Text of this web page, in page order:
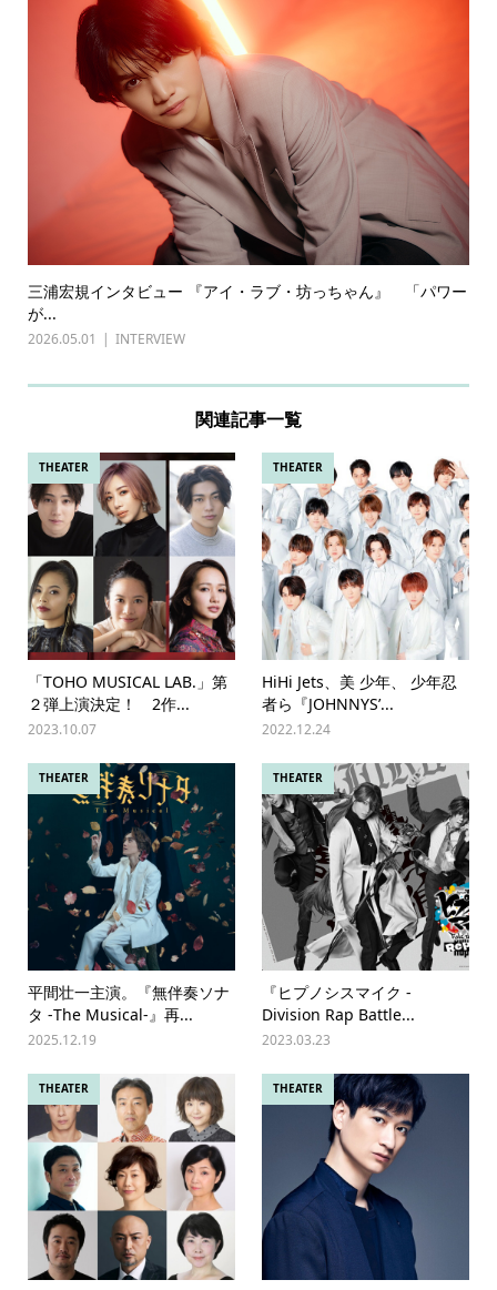
三浦宏規インタビュー 『アイ・ラブ・坊っちゃん』 「パワー
が...
2026.05.01 INTERVIEW
関連記事一覧
THEATER
「TOHO MUSICAL LAB.」第
２弾上演決定！ 2作...
2023.10.07
THEATER
HiHi Jets、美 少年、 少年忍
者ら『JOHNNYS’...
2022.12.24
THEATER
平間壮一主演。『無伴奏ソナ
タ -The Musical-』再...
2025.12.19
THEATER
『ヒプノシスマイク -
Division Rap Battle...
2023.03.23
THEATER THEATER